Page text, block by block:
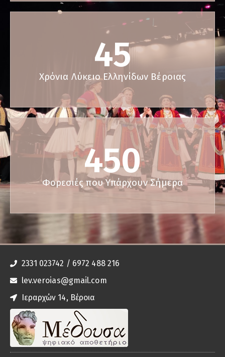
Χρόνια Λύκειο Ελληνίδων Βέροιας
45
Φορεσιές που Υπάρχουν Σήμερα
450
Δείτε το Αρχοντικό Σαράφογλου
2331 023742 / 6972 488 216
lev.veroias@gmail.com
Ιεραρχών 14, Βέροια